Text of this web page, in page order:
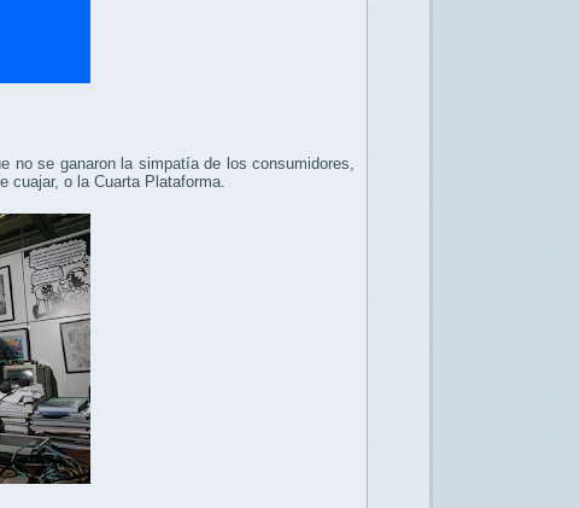
se ganaron la simpatía de los consumidores,
cuajar, o la Cuarta Plataforma.